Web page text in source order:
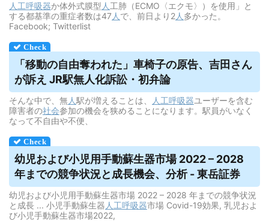
人工呼吸器か体外式膜型 人 工肺（ECMO〈エクモ〉）を使用」と
する都基準の重症者数は47 人 で、前日より2人 多かった。
Facebook; Twitterlist
「移動の自由奪われた」車椅子の原告、吉田さん
が訴え JR駅無人化訴訟・初弁論
そんな中で、無 人駅が増えることは、 人工呼吸器ユーザーを含む
障害者の社会参加の機会を狭めることになります。駅員がいなく
なって不自由や不便、
幼児および小児用手動蘇生器市場 2022 – 2028
年までの競争状況と成長機会、分析 - 東岳証券
幼児および小児用手動蘇生器市場 2022 – 2028 年までの競争状況
と成長 ... 小児手動蘇生器 人工呼吸器市場 Covid-19効果, 乳児およ
び小児手動蘇生器市場2022,